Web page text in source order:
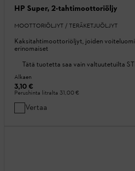
HP Super, 2-tahtimoottoriöljy
MOOTTORIÖLJYT / TERÄKETJUÖLJYT
Kaksitahtimoottoriöljyt, joiden
erinomaiset
Tätä tuotetta saa vain valtuutetuilta
Alkaen
3,10 €
Perushinta litralta 31,00 €
Vertaa